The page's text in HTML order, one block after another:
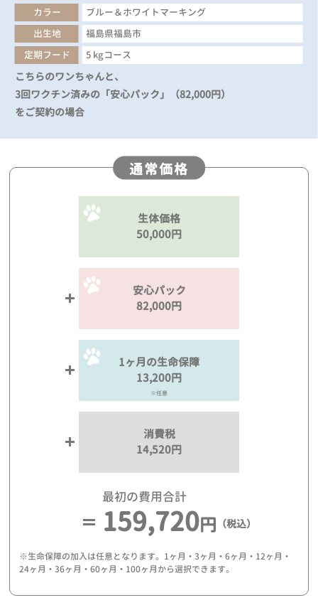
カラー
ブルー＆ホワイトマーキング
出生地
福島県福島市
定期フード
5 kgコース
こちらのワンちゃんと、
3回ワクチン済みの「安心パック」（82,000円）
をご契約の場合
通常価格
生体価格
50,000円
安心パック
82,000円
1ヶ月の生命保障
13,200円
※任意
消費税
14,520円
最初の費用合計
159,720円 （税込）
※生命保障の加入は任意となります。1ヶ月・3ヶ月・6ヶ月・12ヶ月・
24ヶ月・36ヶ月・60ヶ月・100ヶ月から選択できます。